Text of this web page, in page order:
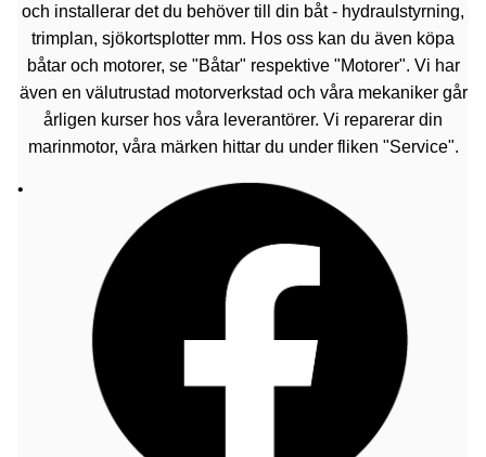
och installerar det du behöver till din båt - hydraulstyrning,
trimplan, sjökortsplotter mm. Hos oss kan du även köpa
båtar och motorer, se "Båtar" respektive "Motorer". Vi har
även en välutrustad motorverkstad och våra mekaniker går
årligen kurser hos våra leverantörer. Vi reparerar din
marinmotor, våra märken hittar du under fliken "Service".